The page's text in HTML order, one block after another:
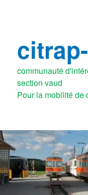
communauté
section vaud